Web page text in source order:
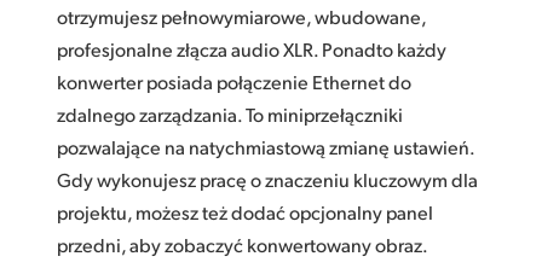
otrzymujesz pełnowymiarowe, wbudowane,
profesjonalne złącza audio XLR. Ponadto każdy
konwerter posiada połączenie Ethernet do
zdalnego zarządzania. To miniprzełączniki
pozwalające na natychmiastową zmianę ustawień.
Gdy wykonujesz pracę o znaczeniu kluczowym dla
projektu, możesz też dodać opcjonalny panel
przedni, aby zobaczyć konwertowany obraz.